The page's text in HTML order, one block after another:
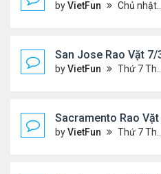
byVietFun Chủ nhật Tháng 8 08, 2021 6:15 pm
San Jose Rao Vặt 7/
byVietFun Thứ 7 Tháng 7 31, 2021 10:31 am
Sacramento Rao
byVietFun Thứ 7 Tháng 7 31, 2021 10:22 am